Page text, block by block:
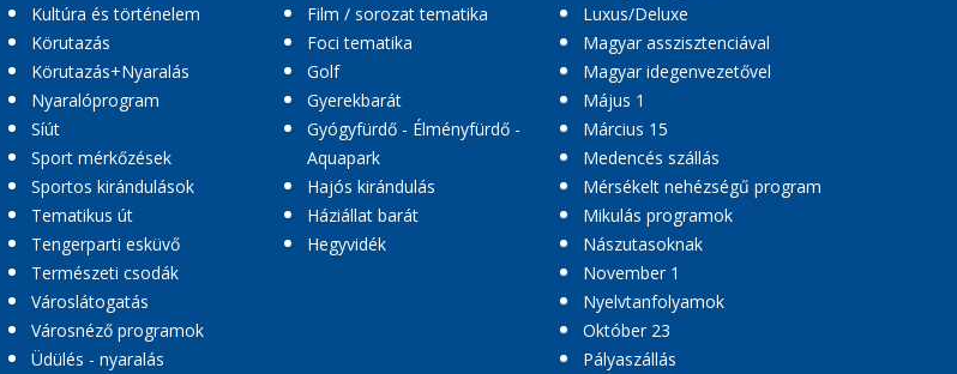
Kultúra és történelem
Körutazás
Körutazás+Nyaralás
Nyaralóprogram
Síút
Sport mérkőzések
Sportos kirándulások
Tematikus út
Tengerparti esküvő
Természeti csodák
Városlátogatás
Városnéző programok
Üdülés - nyaralás
Film / sorozat tematika
Foci tematika
Golf
Gyerekbarát
Gyógyfürdő - Élményfürdő -
Aquapark
Hajós kirándulás
Háziállat barát
Hegyvidék
Luxus/Deluxe
Magyar asszisztenciával
Magyar idegenvezetővel
Május 1
Március 15
Medencés szállás
Mérsékelt nehézségű program
Mikulás programok
Nászutasoknak
November 1
Nyelvtanfolyamok
Október 23
Pályaszállás